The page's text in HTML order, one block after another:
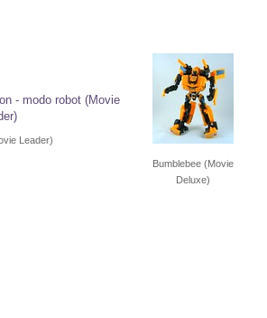
Leader)
Bumblebee (Movie
Deluxe)